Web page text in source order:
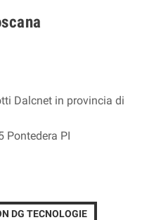
Dalcnet in provincia di
Pontedera PI
DG TECNOLOGIE